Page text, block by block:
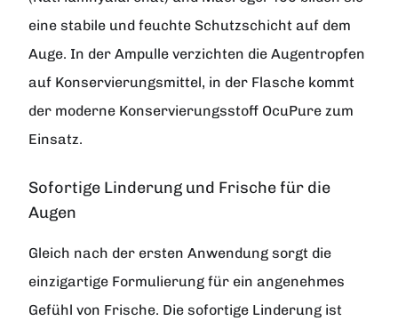
eine stabile und feuchte Schutzschicht auf dem
Auge. In der Ampulle verzichten die Augentropfen
auf Konservierungsmittel, in der Flasche kommt
der moderne Konservierungsstoff OcuPure zum
Einsatz.
Sofortige Linderung und Frische für die
Augen
Gleich nach der ersten Anwendung sorgt die
einzigartige Formulierung für ein angenehmes
Gefühl von Frische. Die sofortige Linderung ist